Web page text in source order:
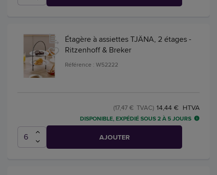
Étagère à assiettes TJÄNA, 2 étages -
Ritzenhoff & Breker
Référence : W52222
14,44 € HTVA
(17,47 € TVAC)
DISPONIBLE, EXPÉDIÉ SOUS 2 À 5 JOURS
AJOUTER